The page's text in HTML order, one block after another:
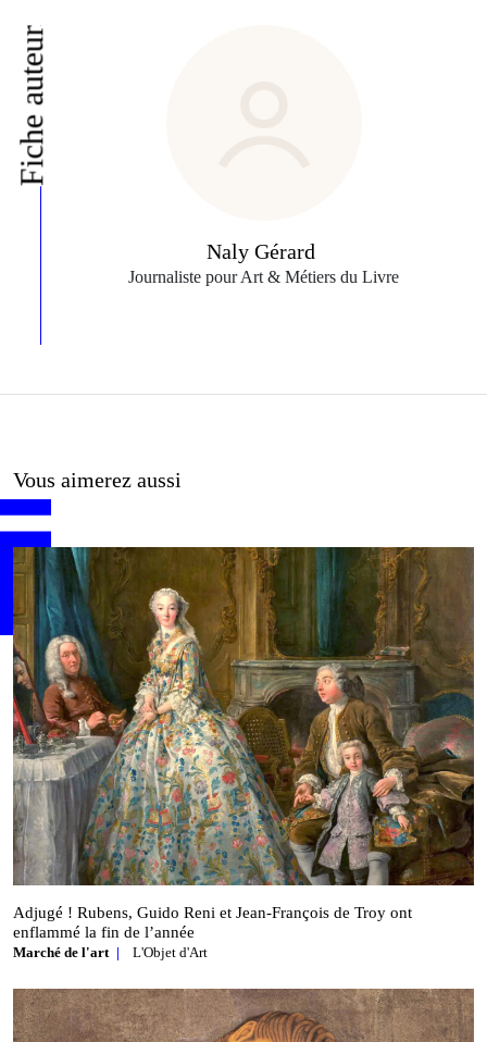
Fiche auteur
Naly Gérard
Journaliste pour Art & Métiers du Livre
Vous aimerez aussi
Adjugé ! Rubens, Guido Reni et Jean‑François de Troy ont
enflammé la fin de l’année
Marché de l'art L'Objet d'Art